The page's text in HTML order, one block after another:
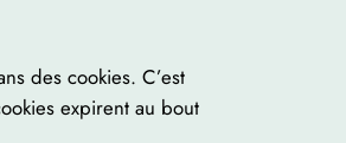
des cookies. C’est
expirent au bout